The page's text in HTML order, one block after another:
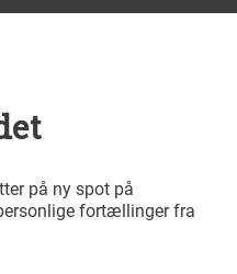
på ny spot på
fortællinger fra